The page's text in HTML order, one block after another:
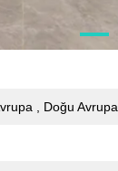
, Doğu